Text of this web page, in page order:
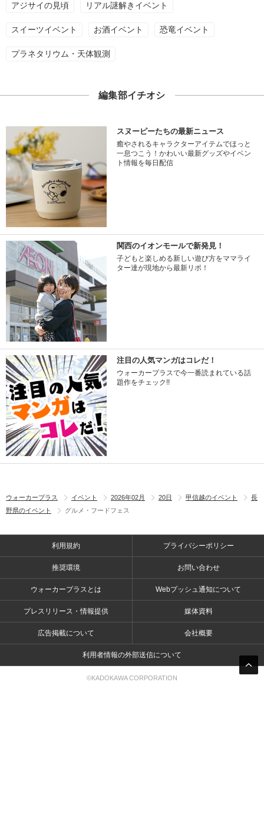
アジサイの見頃 リアル謎解きイベント
スイーツイベント お酒イベント 恐竜イベント
プラネタリウム・天体観測
編集部イチオシ
スヌーピーたちの最新ニュース
癒やされるキャラクターアイテムでほっと
一息つこう！かわいい最新グッズやイベン
ト情報を毎日配信
関西のイオンモールで新発見！
子どもと楽しめる新しい遊び方をママライ
ター達が現地から最新リポ！
注目の人気マンガはコレだ！
ウォーカープラスで今一番読まれている話
題作をチェック!!
ウォーカープラス イベント 2026年02月 20日 甲信越のイベント
長
野県のイベント
グルメ・フードフェス
利用規約 プライバシーポリシー
推奨環境 お問い合わせ
ウォーカープラスとは Webプッシュ通知について
プレスリリース・情報提供 媒体資料
広告掲載について 会社概要
利用者情報の外部送信について
©KADOKAWA CORPORATION